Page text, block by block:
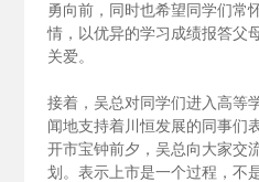
勇向前，同时也希望同学们常
情，以优异的学习成绩报答父
关爱。
接着，吴总对同学们进入高等
闻地支持着川恒发展的同事们
开市宝钟前夕，吴总向大家交
划。表示上市是一个过程，不